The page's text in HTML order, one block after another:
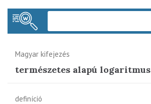
Magyar kifejezés
természetes alapú logaritmus
definíció